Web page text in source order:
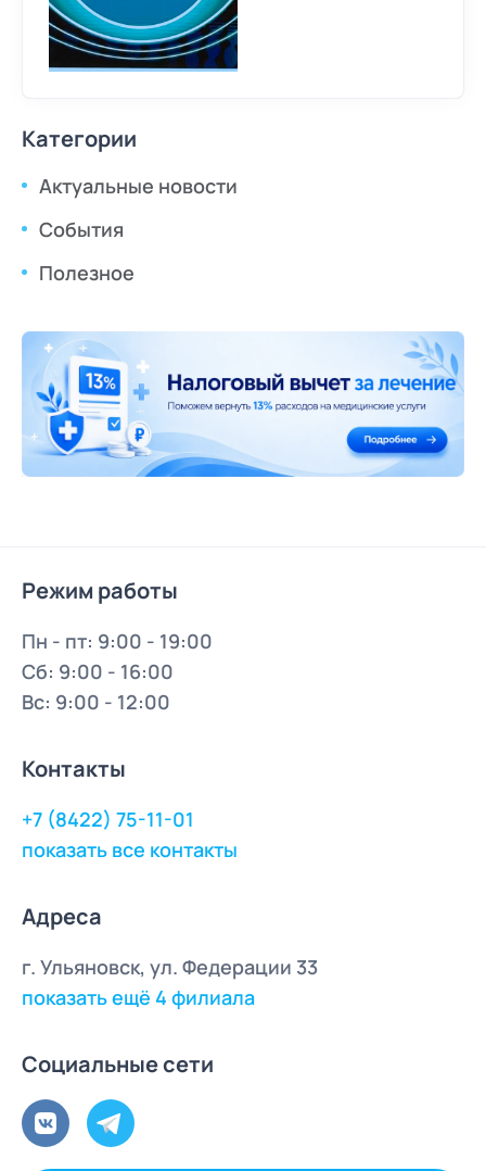
Категории
Актуальные новости
События
Полезное
Режим работы
Пн - пт: 9:00 - 19:00
Сб: 9:00 - 16:00
Вс: 9:00 - 12:00
Контакты
+7 (8422) 75-11-01
показать все контакты
Адреса
г. Ульяновск, ул. Федерации 33
показать ещё 4 филиала
Социальные сети